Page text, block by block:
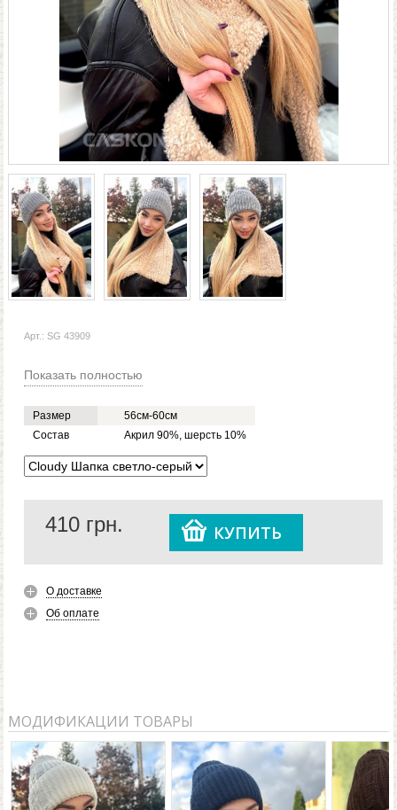
Арт.: SG 43909
Показать полностью
Размер
56см-60см
Состав
Акрил 90%, шерсть 10%
410 грн. КУПИТЬ
О доставке
Об оплате
МОДИФИКАЦИИ ТОВАРЫ